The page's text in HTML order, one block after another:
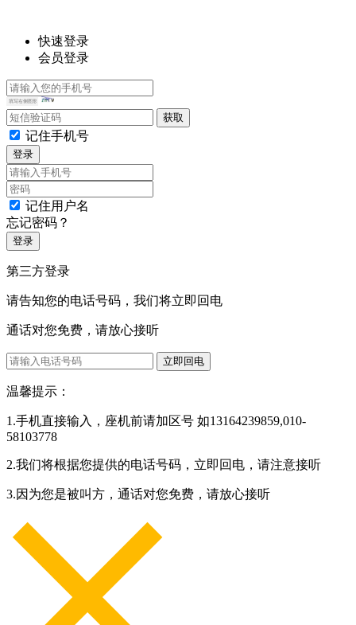
快速登录
会员登录
记住手机号
登录
记住用户名
忘记密码？
登录
第三方登录
请告知您的电话号码，我们将立即回电
通话对您免费，请放心接听
立即回电
温馨提示：
1.手机直接输入，座机前请加区号 如13164239859,010-
58103778
2.我们将根据您提供的电话号码，立即回电，请注意接听
3.因为您是被叫方，通话对您免费，请放心接听